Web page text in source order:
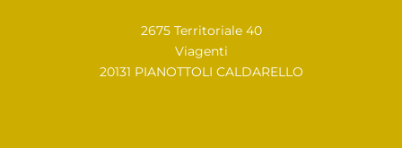
2675 Territoriale 40
Viagenti
20131 PIANOTTOLI CALDARELLO